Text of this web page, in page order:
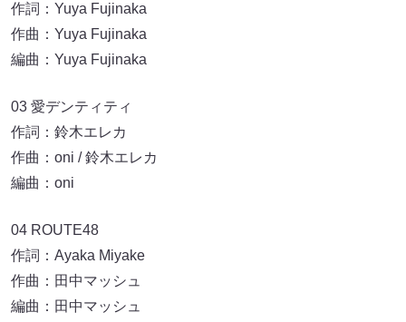
作詞：Yuya Fujinaka
作曲：Yuya Fujinaka
編曲：Yuya Fujinaka
03 愛デンティティ
作詞：鈴木エレカ
作曲：oni / 鈴木エレカ
編曲：oni
04 ROUTE48
作詞：Ayaka Miyake
作曲：田中マッシュ
編曲：田中マッシュ